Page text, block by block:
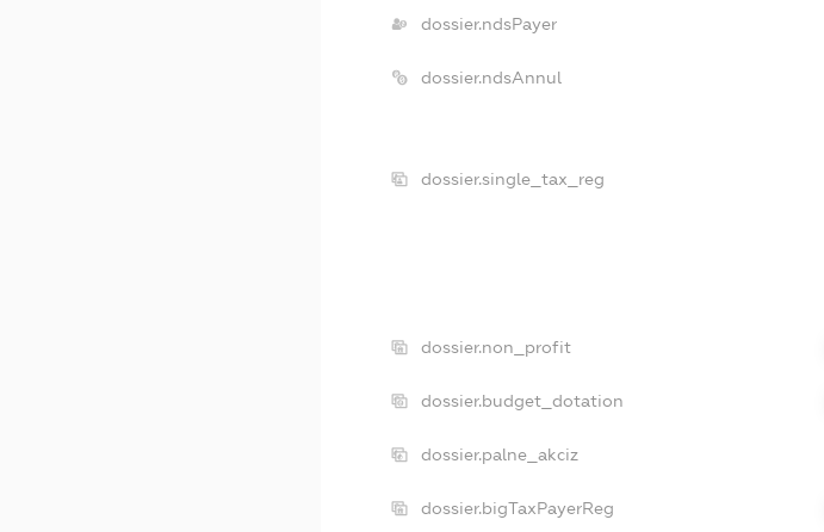
dossier.ndsPayer
dossier.ndsAnnul
dossier.single_tax_reg
dossier.non_profit
dossier.budget_dotation
dossier.palne_akciz
dossier.bigTaxPayerReg